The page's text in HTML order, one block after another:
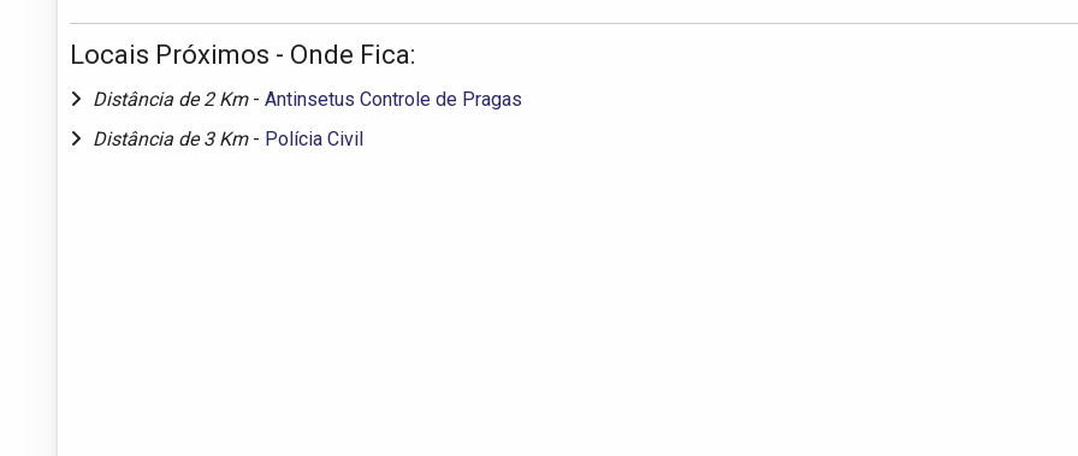
Locais Próximos - Onde Fica:
Distância de 2 Km - Antinsetus Controle de Pragas
Distância de 3 Km - Polícia Civil